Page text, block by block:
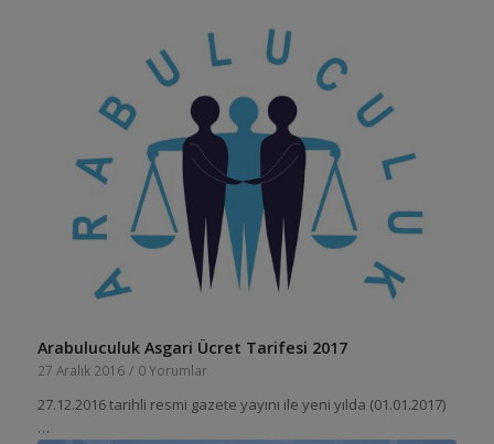
Arabuluculuk Asgari Ücret Tarifesi 2017
27 Aralık 2016 / 0 Yorumlar
27.12.2016 tarihli resmi gazete yayını ile yeni yılda (01.01.2017)
…